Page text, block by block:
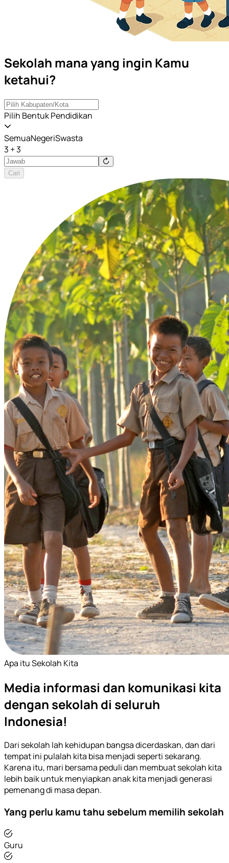
Sekolah mana yang ingin Kamu
ketahui?
Pilih Bentuk Pendidikan
SemuaNegeriSwasta
3 + 3
Cari
Apa itu Sekolah Kita
Media informasi dan komunikasi kita
dengan sekolah di seluruh
Indonesia!
Dari sekolah lah kehidupan bangsa dicerdaskan, dan dari
tempat ini pulalah kita bisa menjadi seperti sekarang.
Karena itu, mari bersama peduli dan membuat sekolah kita
lebih baik untuk menyiapkan anak kita menjadi generasi
pemenang di masa depan.
Yang perlu kamu tahu sebelum memilih sekolah
Guru